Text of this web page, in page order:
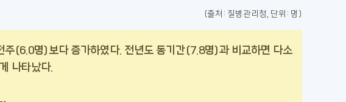
(출처: 질병관리청, 단위: 명)
(6.0명)보다 증가하였다. 전년도 동기간(7.8명)과 비교하면 다소
나타났다.